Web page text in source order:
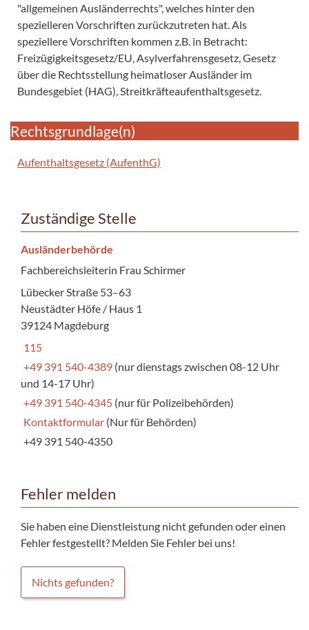
"allgemeinen Ausländerrechts", welches hinter den
spezielleren Vorschriften zurückzutreten hat. Als
speziellere Vorschriften kommen z.B. in Betracht:
Freizügigkeitsgesetz/EU, Asylverfahrensgesetz, Gesetz
über die Rechtsstellung heimatloser Ausländer im
Bundesgebiet (HAG), Streitkräfteaufenthaltsgesetz.
Rechtsgrundlage(n)
Aufenthaltsgesetz (AufenthG)
Zuständige Stelle
Ausländerbehörde
Fachbereichsleiterin Frau Schirmer
Lübecker Straße 53–63
Neustädter Höfe / Haus 1
39124 Magdeburg
115
+49 391 540-4389 (nur dienstags zwischen 08-12 Uhr
und 14-17 Uhr)
+49 391 540-4345 (nur für Polizeibehörden)
Kontaktformular (Nur für Behörden)
+49 391 540-4350
Fehler melden
Sie haben eine Dienstleistung nicht gefunden oder einen
Fehler festgestellt? Melden Sie Fehler bei uns!
Nichts gefunden?